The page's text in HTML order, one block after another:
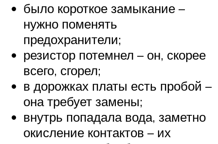
было короткое замыкание –
нужно поменять
предохранители;
резистор потемнел – он, скорее
всего, сгорел;
в дорожках платы есть пробой –
она требует замены;
внутрь попадала вода, заметно
окисление контактов – их